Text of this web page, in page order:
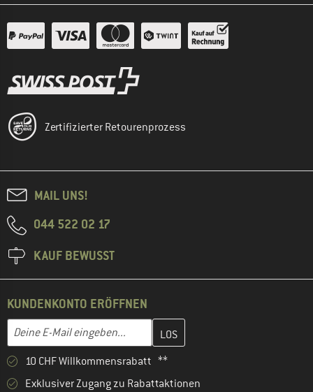
Zertifizierter Retourenprozess
MAIL UNS!
044 522 02 17
KAUF BEWUSST
KUNDENKONTO ERÖFFNEN
E-Mail-Adresse
Gib hier deine E-Mail-Adresse ein und erstelle im nächsten
10 CHF Willkommensrabatt **
Exklusiver Zugang zu Rabattaktionen